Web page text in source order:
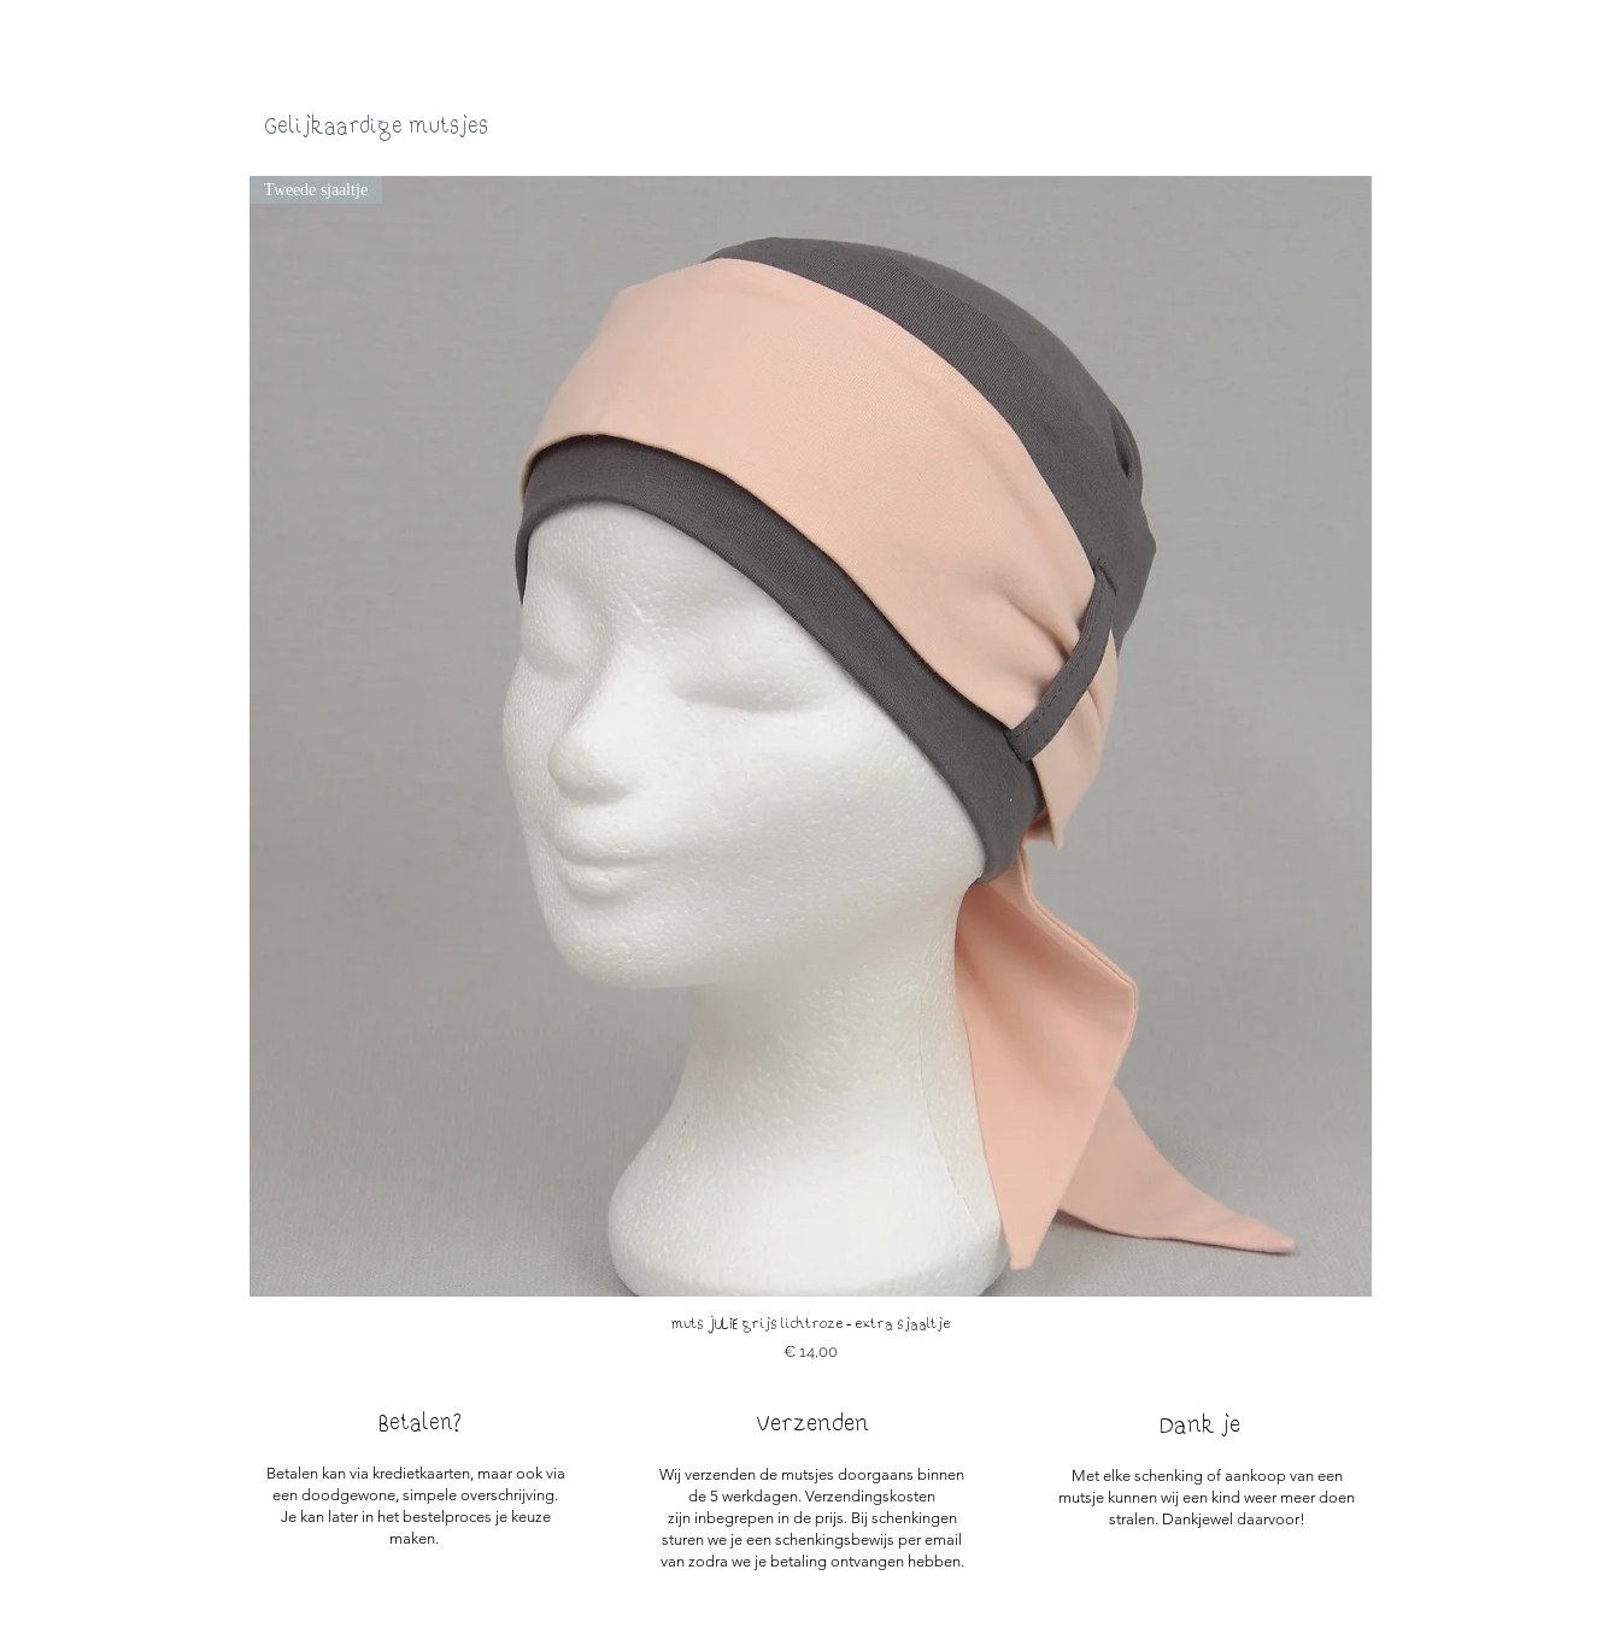
Gelijkaardige mutsjes
Tweede sjaaltje
muts JULIE grijs lichtroze - extra sjaaltje
Prijs
€ 14,00
Betalen?
Betalen kan via kredietkaarten, maar ook via
een doodgewone, simpele overschrijving.
Je kan later in het bestelproces je keuze
maken.
Verzenden
Wij verzenden de mutsjes doorgaans binnen
de 5 werkdagen. Verzendingskosten
zijn inbegrepen in de prijs. Bij schenkingen
sturen we je een schenkingsbewijs per email
van zodra we je betaling ontvangen hebben.
Met elke schenking of aankoop van een
mutsje kunnen wij een kind weer meer doen
stralen. Dankjewel daarvoor!
Dank je